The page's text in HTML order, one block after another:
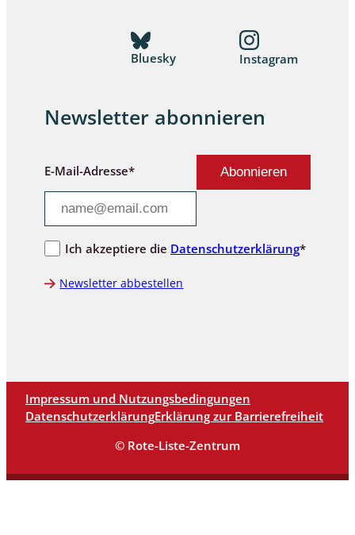
Bluesky Instagram
Newsletter abonnieren
E-Mail-Adresse*
Ich akzeptiere die Datenschutzerklärung*
Newsletter abbestellen
Impressum und Nutzungsbedingungen
DatenschutzerklärungErklärung zur Barrierefreiheit
© Rote-Liste-Zentrum